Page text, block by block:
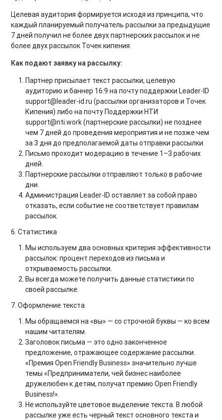
Целевая аудитория формируется исходя из принципа, что
каждый планируемый получатель рассылки за предыдущие
7 дней получил не более двух партнерских рассылок и не
более двух рассылок Точек кипения.
Как подают заявку на рассылку:
Партнер присылает текст рассылки, целевую
аудиторию и баннер 16:9 на почту поддержки Leader-ID
support@leader-id.ru (рассылки организаторов и Точек
Кипения) либо на почту Поддержки НТИ
support@nti.work (партнерские рассылки) не позднее
чем 7 дней до проведения мероприятия и не позже чем
за 3 дня до предполагаемой даты отправки рассылки.
Письмо проходит модерацию в течение 1–3 рабочих
дней.
Партнерские рассылки отправляют только в рабочие
дни.
Администрация Leader-ID оставляет за собой право
отказать, если событие не соответствует правилам
рассылок.
6. Статистика
Мы используем два основных критерия эффективности
рассылок: процент переходов из письма и
открываемость рассылки.
Вы всегда можете получить данные статистики по
своей рассылке.
7. Оформление текста
Мы обращаемся на «вы» — со строчной буквы — ко всем
нашим читателям.
Заголовок письма — это одно законченное
предложение, отражающее содержание рассылки.
«Премия Open Friendly Business» значительно лучше
темы «Предприниматели, чей бизнес наиболее
дружелюбен к детям, получат премию Open Friendly
Business!».
Не используйте цветовое выделение текста. В любой
рассылке уже есть черный текст основного текста и